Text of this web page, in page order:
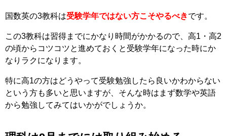
国数英の3教科は受験学年ではない方こそやるべきです。
この3教科は習得までにかなり時間がかかるので、高1・高2
の頃からコツコツと進めておくと受験学年になった時にか
なりラクになります。
特に高1の方はどうやって受験勉強したら良いかわからない
という方も多いと思いますが、そんな時はまず数学や英語
から勉強してみてはいかがでしょうか。